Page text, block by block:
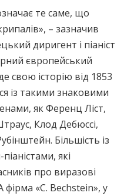
те саме, що
– зазначив
диригент і піаніст
європейський
свою історію від 1853
із такими знаковими
як Ференц Ліст,
Клод Дебюссі,
Більшість із
які
про виразові
«C. Bechstein», у